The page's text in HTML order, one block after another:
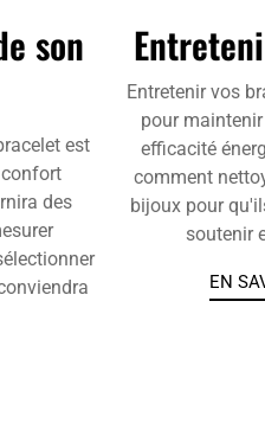
son
est
des
Entretenir vos
pour
efficacité
comment
bijoux pour
soutenir
EN